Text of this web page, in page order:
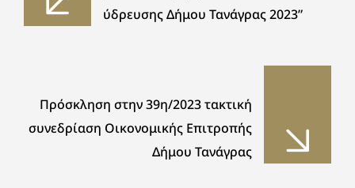
ύδρευσης Δήμου Τανάγρας 2023”
Πρόσκληση στην 39η/2023 τακτική
συνεδρίαση Οικονομικής Επιτροπής
Δήμου Τανάγρας